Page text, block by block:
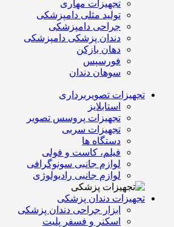
تجهیزات مهاری
تولید مثلی دامپزشکی
جراحی دامپزشکی
دندان پزشکی دامپزشکی
دهان بازکن
فورسپس
سوهان دندان
تجهیزات تصویربرداری
استابلایز
تجهیزات پروسس تصویر
تجهیزات سربی
دستگاه ها
فیلم، کاست و فولی
لوازم جانبی سونوگرافی
لوازم جانبی رادیولوژی
تجهیزات دندان پزشکی
ابزار جراحی دندان پزشکی
اسکنر و فسفر پلیت